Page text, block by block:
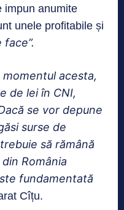
impun anumite
unele profitabile și
acesta,
de lei în CNI,
se vor depune
surse de
să rămână
România
fundamentată
Cîțu.